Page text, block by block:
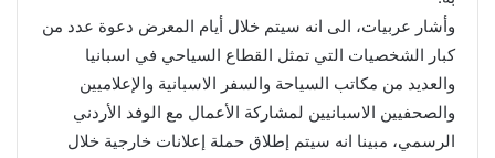
وأشار عربيات، الى انه سيتم خلال أيام المعرض دعوة عدد من
كبار الشخصيات التي تمثل القطاع السياحي في اسبانيا
والعديد من مكاتب السياحة والسفر الاسبانية والإعلاميين
والصحفيين الاسبانيين لمشاركة الأعمال مع الوفد الأردني
الرسمي، مبينا انه سيتم إطلاق حملة إعلانات خارجية خلال